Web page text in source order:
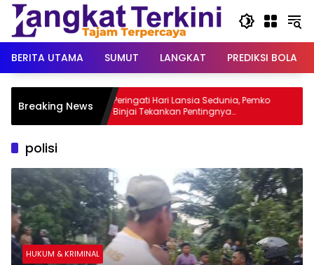
Langsung
konten
BERITA UTAMA
SUMUT LANGKAT PREDIKSI BOLA
Breaking NewsPeringati Hari Lansia Sedunia, Pemko
Binjai Tekankan Pentingnya
Penghormatan dan Perhatian kepada
polisi
HUKUM & KRIMINAL